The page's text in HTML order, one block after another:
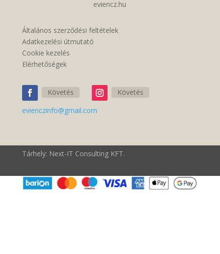
eviencz.hu
Általános szerződési feltételek
Adatkezelési útmutató
Cookie kezelés
Elérhetőségek
Követés
Követés
evienczinfo@gmail.com
Tárhely: Next-IT Consulting KFT.